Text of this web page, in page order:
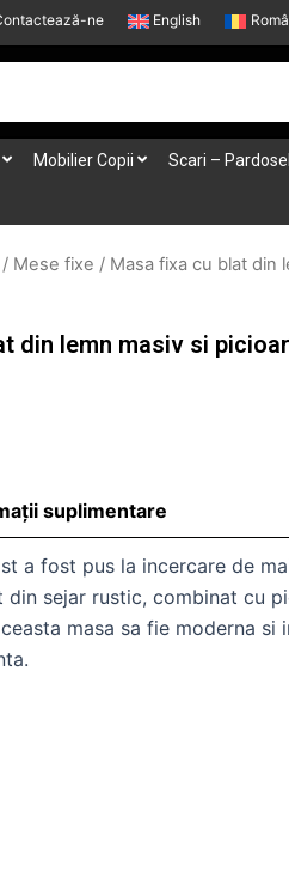
ne English
Mobilier Copii Scari –
/ Mese fixe / Masa fixa cu blat din
din lemn masiv si
suplimentare
a fost pus la incercare de
din sejar rustic, combinat cu
masa sa fie moderna si